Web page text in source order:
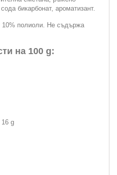
бикарбонат, ароматизант.
полиоли. Не съдържа
на 100 g:
g